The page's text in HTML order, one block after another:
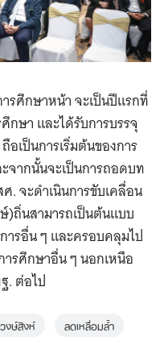
รศึกษาหน้า จะเป็นปีแรกที่
ษา และได้รับการบรรจุ
อเป็นการเริ่มต้นของการ
จากนั้นจะเป็นการถอดบท
. จะดำเนินการขับเคลื่อน
)ถิ่นสามารถเป็นต้นแบบ
รอื่น ๆ และครอบคลุมไป
รศึกษาอื่น ๆ นอกเหนือ
. ต่อไป
งษ์สิงห์
ลดเหลื่อมล้ำ